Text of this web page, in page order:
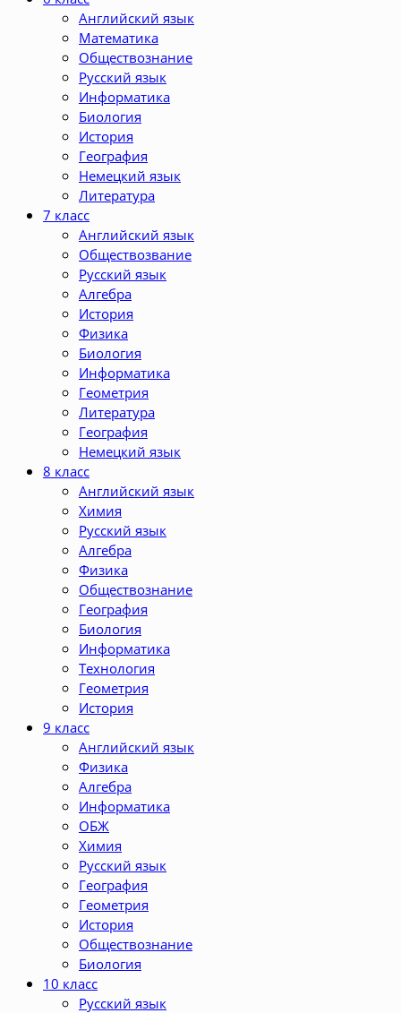
Английский язык
Математика
Обществознание
Русский язык
Информатика
Биология
История
География
Немецкий язык
Литература
7 класс
Английский язык
Обществозвание
Русский язык
Алгебра
История
Физика
Биология
Информатика
Геометрия
Литература
География
Немецкий язык
8 класс
Английский язык
Химия
Русский язык
Алгебра
Физика
Обществознание
География
Биология
Информатика
Технология
Геометрия
История
9 класс
Английский язык
Физика
Алгебра
Информатика
ОБЖ
Химия
Русский язык
География
Геометрия
История
Обществознание
Биология
10 класс
Русский язык